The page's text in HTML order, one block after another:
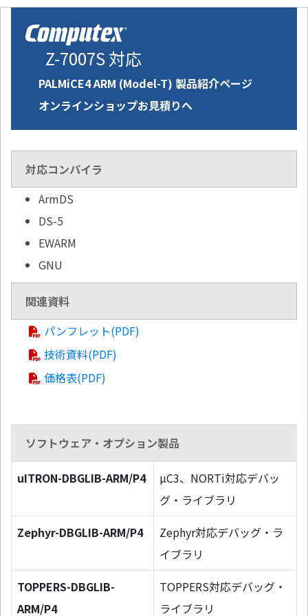
Z-7007S 対応
PALMiCE4 ARM (Model-T) 製品紹介ページ
オンラインショップお見積りへ
対応コンパイラ
ArmDS
DS-5
EWARM
GNU
関連資料
パンフレット(PDF)
技術資料(PDF)
価格表(PDF)
ソフトウェア・オプション製品
uITRON-DBGLIB-ARM/P4
µC3、NORTi対応デバッ
グ・ライブラリ
Zephyr-DBGLIB-ARM/P4
Zephyr対応デバッグ・ラ
イブラリ
TOPPERS-DBGLIB-
ARM/P4
TOPPERS対応デバッグ・
ライブラリ